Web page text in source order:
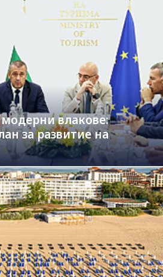
влакове:
за развитие на